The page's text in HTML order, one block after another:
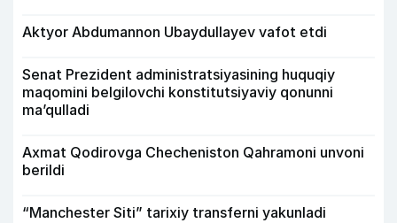
Aktyor Abdu­mannon Ubaydullayev vafot etdi
Senat Prezident administratsiyasining huquqiy
maqomini belgilovchi konstitutsiyaviy qonunni
ma’qulladi
Axmat Qodirovga Checheniston Qahramoni unvoni
berildi
“Manchester Siti” tarixiy transferni yakunladi